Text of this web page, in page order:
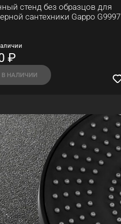
стенд без образцов для
сантехники Gappo G9997
₽
В НАЛИЧИИ